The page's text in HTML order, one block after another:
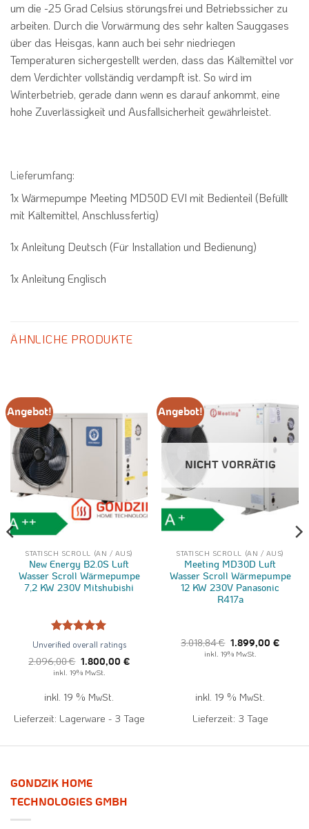
um die -25 Grad Celsius störungsfrei und Betriebssicher zu
arbeiten. Durch die Vorwärmung des sehr kalten Sauggases
über das Heisgas, kann auch bei sehr niedriegen
Temperaturen sichergestellt werden, dass das Kältemittel vor
dem Verdichter vollständig verdampft ist. So wird im
Winterbetrieb, gerade dann wenn es darauf ankommt, eine
hohe Zuverlässigkeit und Ausfallsicherheit gewährleistet.
Lieferumfang:
1x Wärmepumpe Meeting MD50D EVI mit Bedienteil (Befüllt
mit Kältemittel, Anschlussfertig)
1x Anleitung Deutsch (Für Installation und Bedienung)
1x Anleitung Englisch
ÄHNLICHE PRODUKTE
Angebot!
STATISCH SCROLL (AN / AUS)
New Energy B2.0S Luft
Wasser Scroll Wärmepumpe
7,2 KW 230V Mitshubishi
Bewertet
5
Unverified overall ratings
2.096,00€ Ursprünglicher
Preis
war:
1.800,00 €Aktueller
inkl. 19% MwSt.
inkl. 19 % MwSt.
Lieferzeit: Lagerware - 3 Tage
Angebot!
NICHT VORRÄTIG
STATISCH SCROLL (AN / AUS)
Meeting MD30D Luft
Wasser Scroll Wärmepumpe
12 KW 230V Panasonic
R417a
3.018,84€ Ursprünglicher
Preis
war:
1.899,00 €
inkl. 19% MwSt.
inkl. 19 % MwSt.
Lieferzeit: 3 Tage
GONDZIK HOME
TECHNOLOGIES GMBH